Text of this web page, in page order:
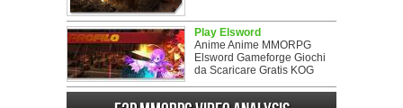
Play Elsword
Anime Anime MMORPG
Elsword Gameforge Giochi
da Scaricare Gratis KOG